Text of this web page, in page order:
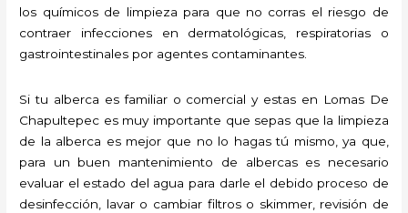
los químicos de limpieza para que no corras el riesgo de
contraer infecciones en dermatológicas, respiratorias o
gastrointestinales por agentes contaminantes.
Si tu alberca es familiar o comercial y estas en Lomas De
Chapultepec es muy importante que sepas que la limpieza
de la alberca es mejor que no lo hagas tú mismo, ya que,
para un buen mantenimiento de albercas es necesario
evaluar el estado del agua para darle el debido proceso de
desinfección, lavar o cambiar filtros o skimmer, revisión de